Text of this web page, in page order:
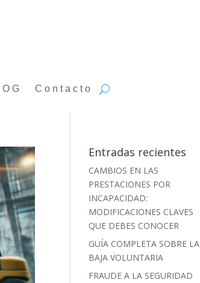
Contacto
Entradas recientes
CAMBIOS EN LAS
PRESTACIONES POR
INCAPACIDAD:
MODIFICACIONES CLAVES
QUE DEBES CONOCER
GUÍA COMPLETA SOBRE LA
BAJA VOLUNTARIA
FRAUDE A LA SEGURIDAD